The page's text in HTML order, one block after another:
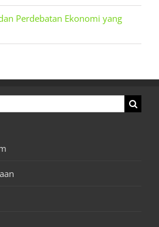
Perdebatan Ekonomi yang